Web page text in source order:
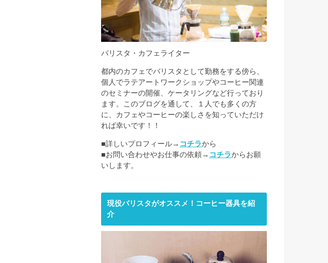
バリスタ・カフェライター
都内のカフェでバリスタとして勤務をする傍ら、
個人でラテアートワークショップやコーヒー関連
のセミナーの開催、ケータリングなど行っており
ます。このブログを通して、１人でも多くの方
に、カフェやコーヒーの楽しさを知っていただけ
れば幸いです！！
■詳しいプロフィール→ コチラから
■お問い合わせやお仕事の依頼→ コチラからお願
いします。
現役バリスタがオススメ！コーヒー器具を紹
介